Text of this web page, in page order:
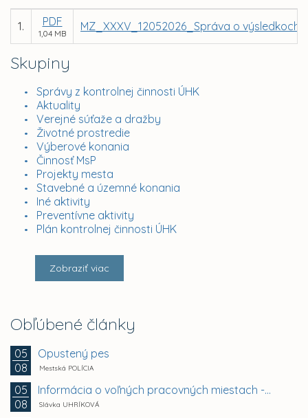
Skupiny
Správy z kontrolnej činnosti ÚHK
Aktuality
Verejné súťaže a dražby
Životné prostredie
Výberové konania
Činnosť MsP
Projekty mesta
Stavebné a územné konania
Iné aktivity
Preventívne aktivity
Plán kontrolnej činnosti ÚHK
Zobraziť viac
Obľúbené články
05
08
Opustený pes
Mestská POLÍCIA
05
08
Informácia o voľných pracovných miestach -...
Slávka UHRÍKOVÁ
1. PDF
1,04 MB
MZ_XXXV_12052026_Správa o výsledkoch